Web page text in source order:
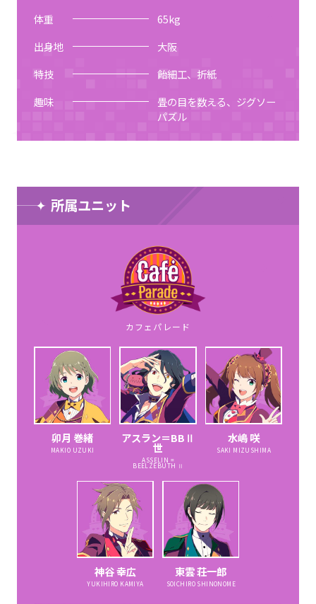
体重
65kg
出身地
大阪
特技
飴細工、折紙
趣味
畳の目を数える、ジグソー
パズル
所属ユニット
カフェパレード
卯月 巻緒
MAKIO UZUKI
アスラン＝BBⅡ
世
ASSELIN =
BEELZEBUTH Ⅱ
水嶋 咲
SAKI MIZUSHIMA
神谷 幸広
YUKIHIRO KAMIYA
東雲 荘一郎
SOICHIRO SHINONOME